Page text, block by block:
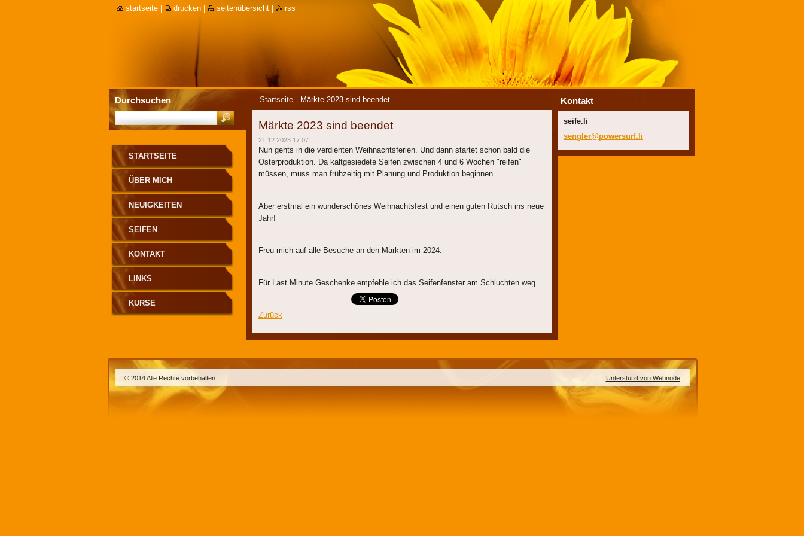
Startseite - Märkte 2023 sind beendet
Märkte 2023 sind beendet
21.12.2023 17:07
Nun gehts in die verdienten Weihnachtsferien. Und dann startet schon bald die
Osterproduktion. Da kaltgesiedete Seifen zwischen 4 und 6 Wochen "reifen"
müssen, muss man frühzeitig mit Planung und Produktion beginnen.
Aber erstmal ein wunderschönes Weihnachtsfest und einen guten Rutsch ins neue
Jahr!
Freu mich auf alle Besuche an den Märkten im 2024.
Für Last Minute Geschenke empfehle ich das Seifenfenster am Schluchten weg.
Zurück
STARTSEITE
ÜBER MICH
NEUIGKEITEN
SEIFEN
KONTAKT
LINKS
KURSE
Kontakt
seife.li
sengler@powersurf.li
Durchsuchen
startseite drucken seitenübersicht rss
© 2014 Alle Rechte vorbehalten. Unterstützt von Webnode